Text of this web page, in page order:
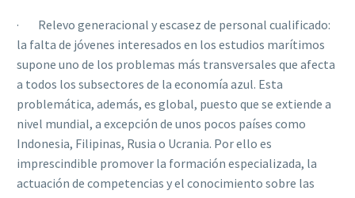
· Relevo generacional y escasez de personal cualificado:
la falta de jóvenes interesados en los estudios marítimos
supone uno de los problemas más transversales que afecta
a todos los subsectores de la economía azul. Esta
problemática, además, es global, puesto que se extiende a
nivel mundial, a excepción de unos pocos países como
Indonesia, Filipinas, Rusia o Ucrania. Por ello es
imprescindible promover la formación especializada, la
actuación de competencias y el conocimiento sobre las